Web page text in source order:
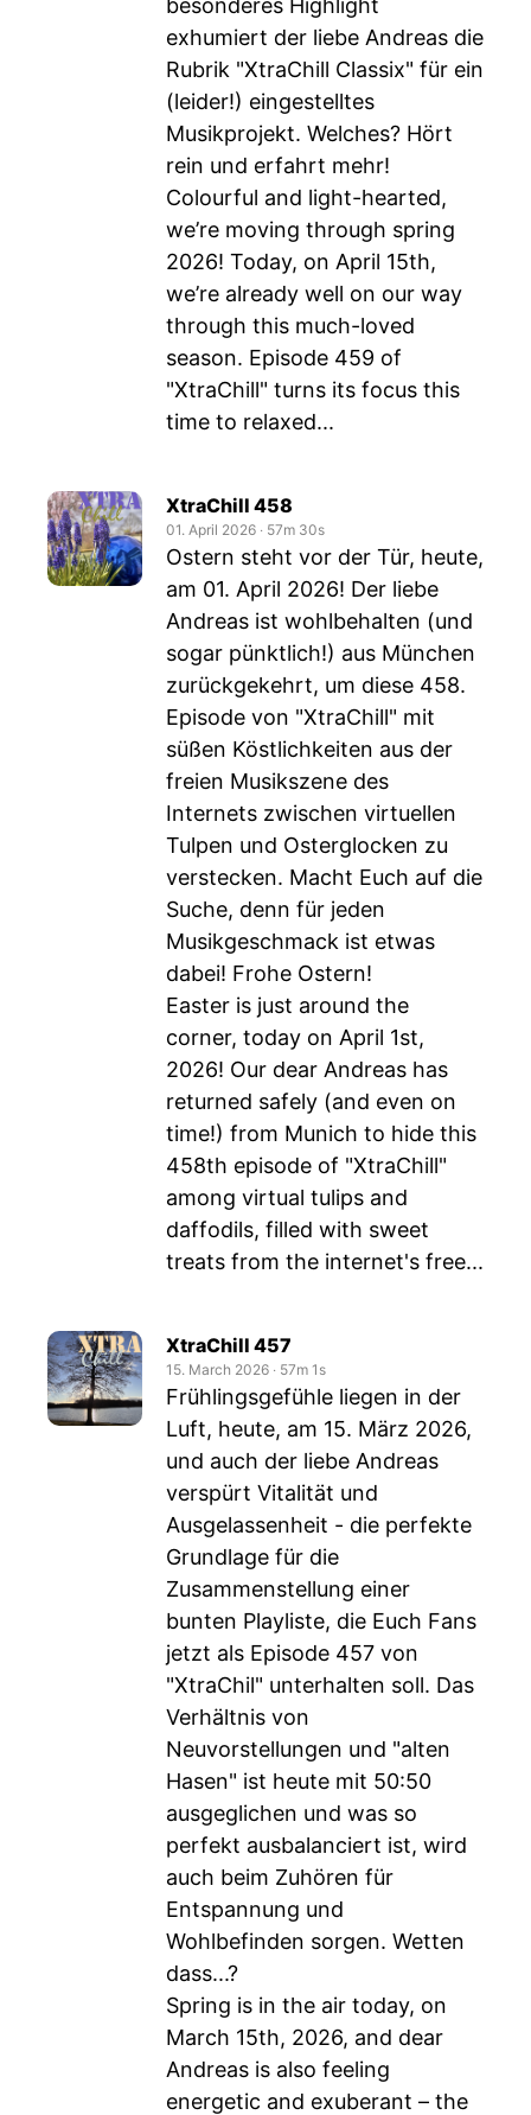
besonderes Highlight
exhumiert der liebe Andreas die
Rubrik "XtraChill Classix" für ein
(leider!) eingestelltes
Musikprojekt. Welches? Hört
rein und erfahrt mehr!
Colourful and light-hearted,
we’re moving through spring
2026! Today, on April 15th,
we’re already well on our way
through this much-loved
season. Episode 459 of
"XtraChill" turns its focus this
time to relaxed...
XtraChill 458
01. April 2026 ‧ 57m 30s
Ostern steht vor der Tür, heute,
am 01. April 2026! Der liebe
Andreas ist wohlbehalten (und
sogar pünktlich!) aus München
zurückgekehrt, um diese 458.
Episode von "XtraChill" mit
süßen Köstlichkeiten aus der
freien Musikszene des
Internets zwischen virtuellen
Tulpen und Osterglocken zu
verstecken. Macht Euch auf die
Suche, denn für jeden
Musikgeschmack ist etwas
dabei! Frohe Ostern!
Easter is just around the
corner, today on April 1st,
2026! Our dear Andreas has
returned safely (and even on
time!) from Munich to hide this
458th episode of "XtraChill"
among virtual tulips and
daffodils, filled with sweet
treats from the internet's free...
XtraChill 457
15. March 2026 ‧ 57m 1s
Frühlingsgefühle liegen in der
Luft, heute, am 15. März 2026,
und auch der liebe Andreas
verspürt Vitalität und
Ausgelassenheit - die perfekte
Grundlage für die
Zusammenstellung einer
bunten Playliste, die Euch Fans
jetzt als Episode 457 von
"XtraChil" unterhalten soll. Das
Verhältnis von
Neuvorstellungen und "alten
Hasen" ist heute mit 50:50
ausgeglichen und was so
perfekt ausbalanciert ist, wird
auch beim Zuhören für
Entspannung und
Wohlbefinden sorgen. Wetten
dass...?
Spring is in the air today, on
March 15th, 2026, and dear
Andreas is also feeling
energetic and exuberant – the